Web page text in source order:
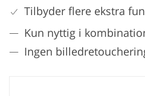
Tilbyder flere ekstra
Kun nyttig i
Ingen